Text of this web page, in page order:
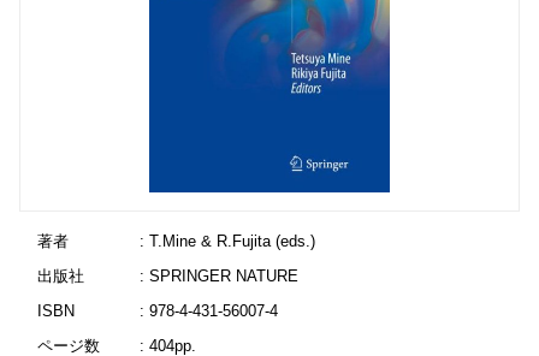
著者
: T.Mine & R.Fujita (eds.)
出版社
: SPRINGER NATURE
ISBN
: 978-4-431-56007-4
ページ数
: 404pp.